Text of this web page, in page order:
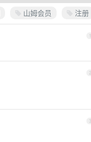
山姆会员 注册
1
2
3